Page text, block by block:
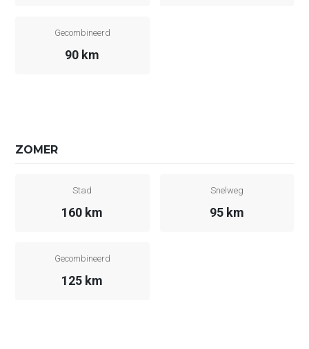
Gecombineerd
90 km
ZOMER
Stad
160 km
Snelweg
95 km
Gecombineerd
125 km